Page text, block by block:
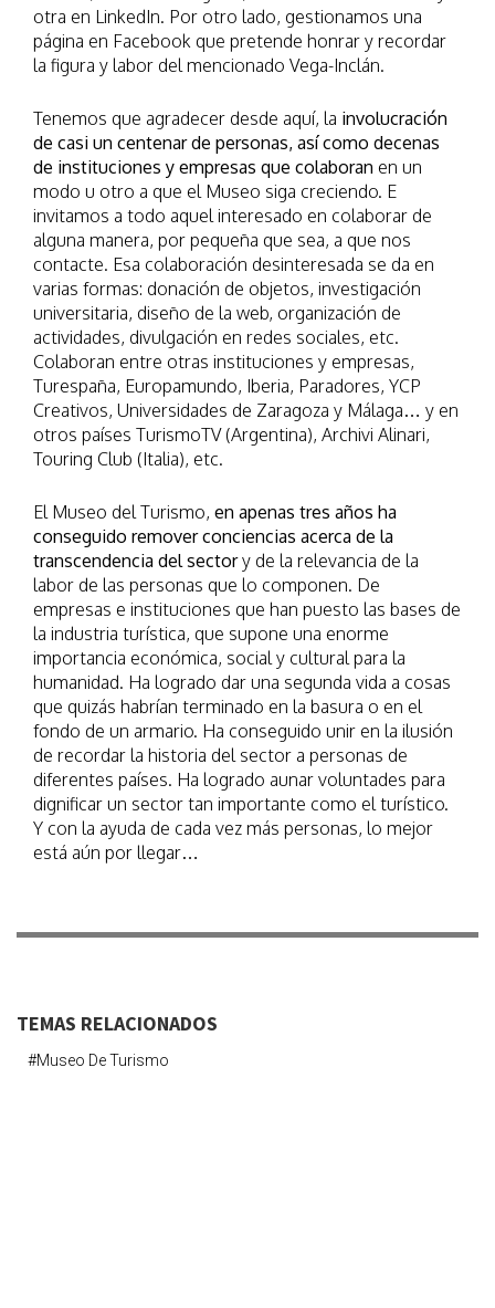
otra en LinkedIn. Por otro lado, gestionamos una
página en Facebook que pretende honrar y recordar
la figura y labor del mencionado Vega-Inclán.
Tenemos que agradecer desde aquí, la involucración
de casi un centenar de personas, así como decenas
de instituciones y empresas que colaboran en un
modo u otro a que el Museo siga creciendo. E
invitamos a todo aquel interesado en colaborar de
alguna manera, por pequeña que sea, a que nos
contacte. Esa colaboración desinteresada se da en
varias formas: donación de objetos, investigación
universitaria, diseño de la web, organización de
actividades, divulgación en redes sociales, etc.
Colaboran entre otras instituciones y empresas,
Turespaña, Europamundo, Iberia, Paradores, YCP
Creativos, Universidades de Zaragoza y Málaga… y en
otros países TurismoTV (Argentina), Archivi Alinari,
Touring Club (Italia), etc.
El Museo del Turismo, en apenas tres años ha
conseguido remover conciencias acerca de la
transcendencia del sectory de la relevancia de la
labor de las personas que lo componen. De
empresas e instituciones que han puesto las bases de
la industria turística, que supone una enorme
importancia económica, social y cultural para la
humanidad. Ha logrado dar una segunda vida a cosas
que quizás habrían terminado en la basura o en el
fondo de un armario. Ha conseguido unir en la ilusión
de recordar la historia del sector a personas de
diferentes países. Ha logrado aunar voluntades para
dignificar un sector tan importante como el turístico.
Y con la ayuda de cada vez más personas, lo mejor
está aún por llegar…
TEMAS RELACIONADOS
#museo De Turismo